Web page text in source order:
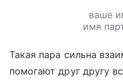
ваше
имя
Такая пара сильна
помогают друг другу